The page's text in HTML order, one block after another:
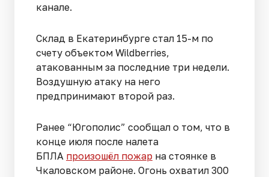
канале.
Склад в Екатеринбурге стал 15-м по
счету объектом Wildberries,
атакованным за последние три недели.
Воздушную атаку на него
предпринимают второй раз.
Ранее “Югополис” сообщал о том, что в
конце июля после налета
БПЛА произошёл пожар на стоянке в
Чкаловском районе. Огонь охватил 300